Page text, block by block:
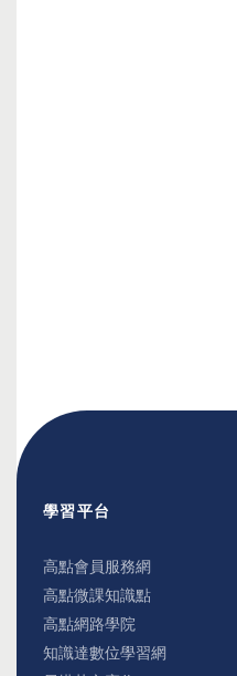
學習平台
高點會員服務網
高點微課知識點
高點網路學院
知識達數位學習網